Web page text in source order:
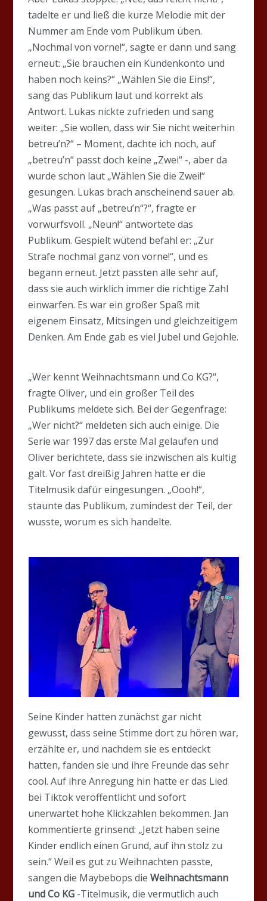
tadelte er und ließ die kurze Melodie mit der
Nummer am Ende vom Publikum üben.
„Nochmal von vorne!“, sagte er dann und sang
erneut: „Sie brauchen ein Kundenkonto und
haben noch keins?“ „Wählen Sie die Eins!“,
sang das Publikum laut und korrekt als
Antwort. Lukas nickte zufrieden und sang
weiter: „Sie wollen, dass wir Sie nicht weiterhin
betreu’n?“ – Moment, dachte ich noch, auf
„betreu’n“ passt doch keine „Zwei“ -, aber da
wurde schon laut „Wählen Sie die Zwei!“
gesungen. Lukas brach anscheinend sauer ab.
„Was passt auf „betreu’n“?“, fragte er
vorwurfsvoll. „Neun!“ antwortete das
Publikum. Gespielt wütend befahl er: „Zur
Strafe nochmal ganz von vorne!“, und es
begann erneut. Jetzt passten alle sehr auf,
dass sie auch wirklich immer die richtige Zahl
einwarfen. Es war ein großer Spaß mit
eigenem Einsatz, Mitsingen und gleichzeitigem
Denken. Am Ende gab es viel Jubel und Gejohle.
„Wer kennt Weihnachtsmann und Co KG?“,
fragte Oliver, und ein großer Teil des
Publikums meldete sich. Bei der Gegenfrage:
„Wer nicht?“ meldeten sich auch einige. Die
Serie war 1997 das erste Mal gelaufen und
Oliver berichtete, dass sie inzwischen als kultig
galt. Vor fast dreißig Jahren hatte er die
Titelmusik dafür eingesungen. „Oooh!“,
staunte das Publikum, zumindest der Teil, der
wusste, worum es sich handelte.
Seine Kinder hatten zunächst gar nicht
gewusst, dass seine Stimme dort zu hören war,
erzählte er, und nachdem sie es entdeckt
hatten, fanden sie und ihre Freunde das sehr
cool. Auf ihre Anregung hin hatte er das Lied
bei Tiktok veröffentlicht und sofort
unerwartet hohe Klickzahlen bekommen. Jan
kommentierte grinsend: „Jetzt haben seine
Kinder endlich einen Grund, auf ihn stolz zu
sein.“ Weil es gut zu Weihnachten passte,
sangen die Maybebops dieWeihnachtsmann
und Co KG -Titelmusik, die vermutlich auch